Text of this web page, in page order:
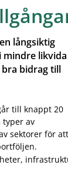
långsiktig
mindre likvida
bidrag till
till knappt 20
typer av
sektorer för att